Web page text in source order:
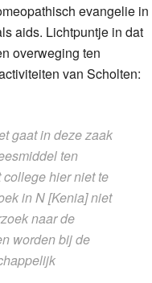
evangelie in
aids. Lichtpuntje in dat
overweging ten
van Scholten:
gaat in deze zaak
ten
hier niet te
in N [Kenia] niet
naar de
worden bij de